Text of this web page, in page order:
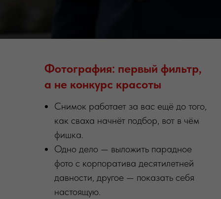
Фотография: первый фильтр,
а не конкурс красоты
Снимок работает за вас ещё до того,
как сваха начнёт подбор, вот в чём
фишка.
Одно дело — выложить парадное
фото с корпоратива десятилетней
давности, другое — показать себя
настоящую.